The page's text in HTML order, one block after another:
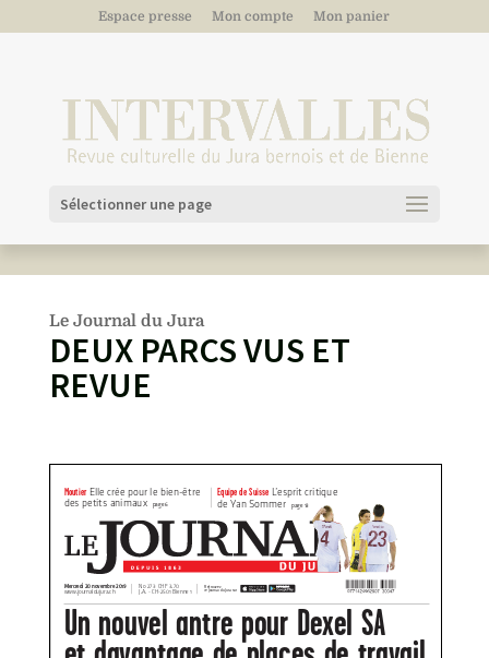
Espace presse Mon compte Mon panier
Sélectionner une page
Le Journal du Jura
DEUX PARCS VUS ET
REVUE